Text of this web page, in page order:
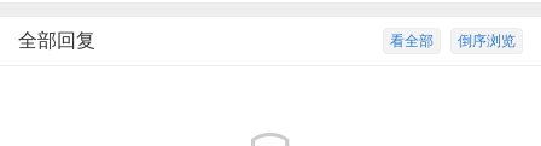
倒序浏览
看全部
全部回复